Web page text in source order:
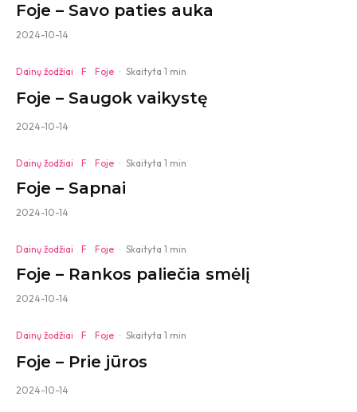
Foje – Savo paties auka
2024-10-14
Dainų žodžiai F Foje · Skaityta 1 min
Foje – Saugok vaikystę
2024-10-14
Dainų žodžiai F Foje · Skaityta 1 min
Foje – Sapnai
2024-10-14
Dainų žodžiai F Foje · Skaityta 1 min
Foje – Rankos paliečia smėlį
2024-10-14
Dainų žodžiai F Foje · Skaityta 1 min
Foje – Prie jūros
2024-10-14